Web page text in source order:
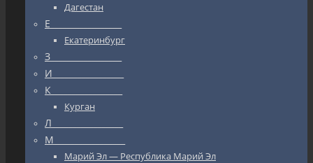
Дагестан
Е_________________
Екатеринбург
З_________________
И_________________
К_________________
Курган
Л_________________
М_________________
Марий Эл — Республика Марий Эл